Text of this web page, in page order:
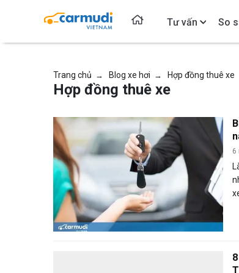
Tư vấn So
Trang chủ → Blog xe hơi → Hợp đồng thuê xe
Hợp đồng thuê xe
6